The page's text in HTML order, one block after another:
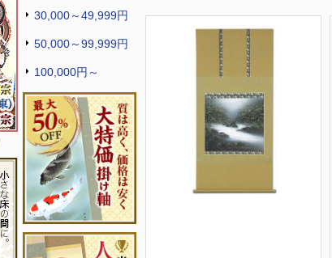
30,000～49,999円
50,000～99,999円
100,000円～